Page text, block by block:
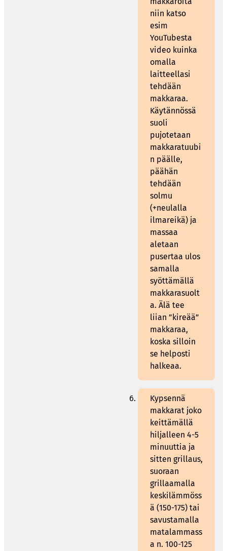
niin katso
esim
YouTubesta
video kuinka
omalla
laitteellasi
tehdään
makkaraa.
Käytännössä
suoli
pujotetaan
makkaratuubi
n päälle,
päähän
tehdään
solmu
(+neulalla
ilmareikä) ja
massaa
aletaan
pusertaa ulos
samalla
syöttämällä
makkarasuolt
a. Älä tee
liian ”kireää”
makkaraa,
koska silloin
se helposti
halkeaa.
Kypsennä
makkarat joko
keittämällä
hiljalleen 4-5
minuuttia ja
sitten grillaus,
suoraan
grillaamalla
keskilämmöss
ä (150-175) tai
savustamalla
matalammass
a n. 100-125